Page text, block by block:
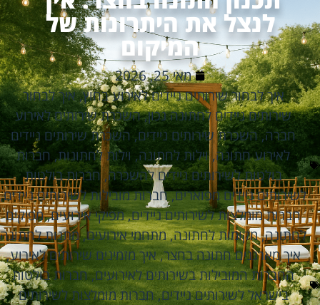
לנצל את היתרונות של
המיקום
מאי 25, 2026
איך לבחור שירותים ניידים לאירוע בחוץ,איך לבחור
שירותים ניידים לחתונה נכון,השכרת שירותים לאירוע
חברה,השכרת שירותים ניידים,השכרת שירותים ניידים
לאירוע חתונה,וילות לחתונה, וילות לחתונות, חברות
בולטות לשירותים ניידים להשכרה,חברות בולטות
לשירותים ניידים מפוארים,חברות מובילות לשירותים ניידים,
חברות מומלצות לשירותים ניידים,מפיקי אירועים,מפיקים
לחתונה,מקומות לחתונה,מתחמי אירועים,מתנות לחתונה
איך מארגנים חתונה בחצר,איך מזמינים שירותים לאירוע,
החברות המובילות בשירותים לאירועים,חברות בולטות
בישראל לשירותים ניידים,חברות מומלצות לשירותים